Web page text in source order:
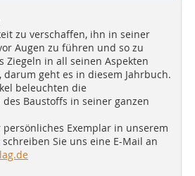
zu verschaffen, ihn in seiner
Augen zu führen und so zu
Ziegeln in all seinen Aspekten
geht es in diesem Jahrbuch.
beleuchten die
Baustoffs in seiner ganzen
Exemplar in unserem
Sie uns eine E-Mail an